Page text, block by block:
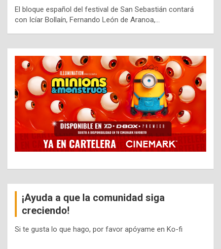
El bloque español del festival de San Sebastián contará
con Icíar Bollaín, Fernando León de Aranoa,…
¡Ayuda a que la comunidad siga
creciendo!
Si te gusta lo que hago, por favor apóyame en Ko-fi